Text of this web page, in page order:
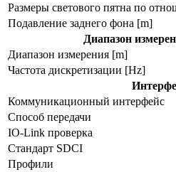
Размеры светового пятна по
Подавление заднего фона [m]
Диапазон
Диапазон измерения [m]
Частота дискретизации [Hz]
Коммуникационный интерфейс
Способ передачи
IO-Link проверка
Стандарт SDCI
Профили